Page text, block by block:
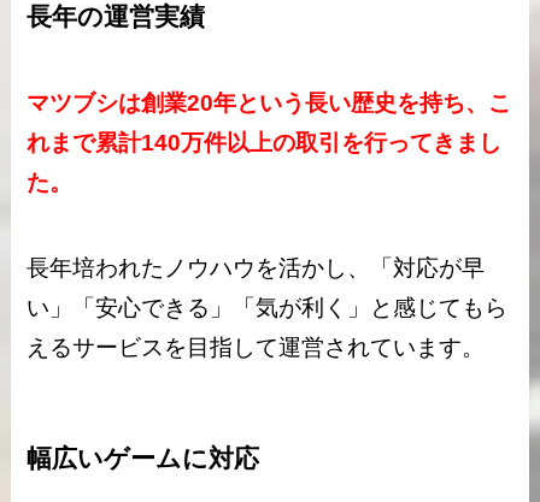
長年の運営実績
マツブシは創業20年という長い歴史を持ち、こ
れまで累計140万件以上の取引を行ってきまし
た。
長年培われたノウハウを活かし、「対応が早
い」「安心できる」「気が利く」と感じてもら
えるサービスを目指して運営されています。
幅広いゲームに対応